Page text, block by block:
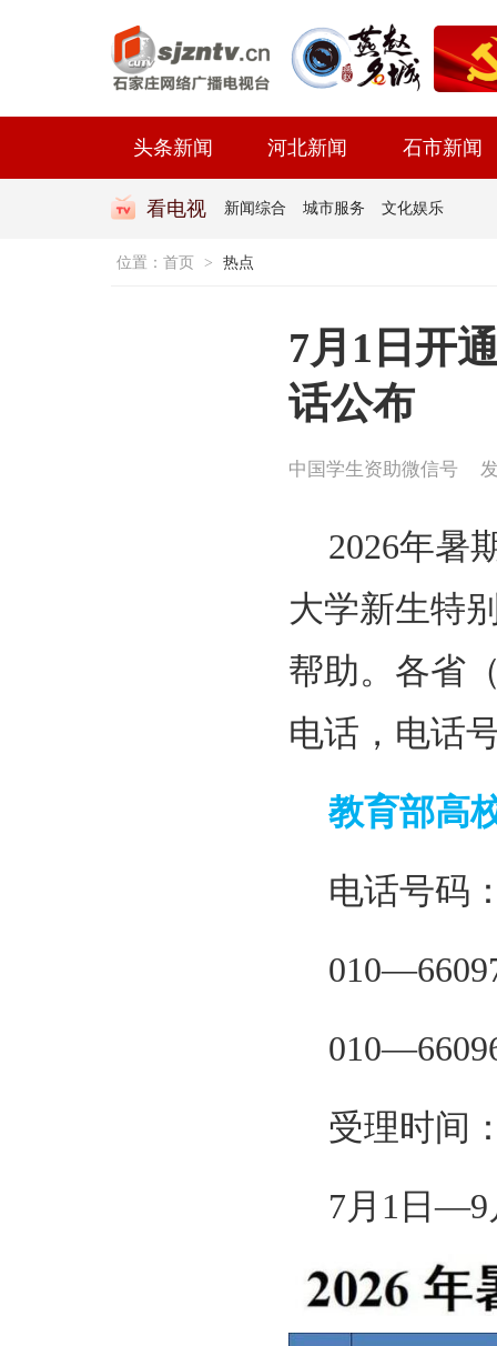
头条新闻 河北新闻 石市新闻
看电视 新闻综合 城市服务 文化娱乐
位置： 首页 > 热点
7月1日开
话公布
中国学生资助微信号
2026年暑
大学新生特
帮助。各省
电话，电话
教育部高
电话号码
受理时间
7月1日—9